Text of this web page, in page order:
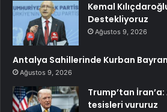
Kemal
Destekliyoruz
Ağustos 9, 2026
Antalya Sahillerinde Kurban
Ağustos 9, 2026
Trump’tan
tesisleri vururuz